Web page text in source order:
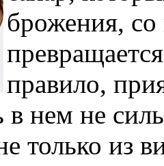
брожения,
правило,
в нем не
только из